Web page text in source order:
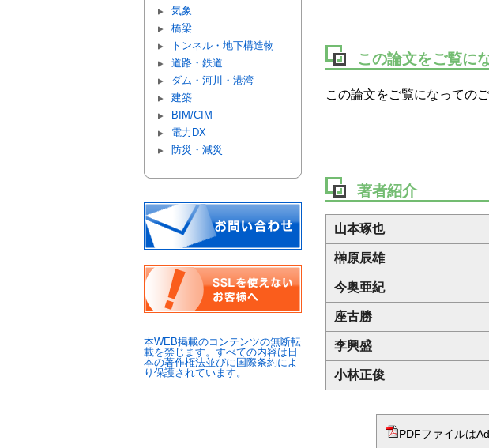
気象
橋梁
トンネル・地下構造物
道路・鉄道
ダム・河川・港湾
建築
BIM/CIM
電力DX
防災・減災
本WEB掲載のコンテンツの無断転
載を禁じます。すべての内容は日
本の著作権法並びに国際条約によ
り保護されています。
この論文をご覧に
この論文をご覧になっての
著者紹介
山本琢也
榊原辰雄
今奥亜紀
座古勝
李興盛
小林正俊
PDFファイルは